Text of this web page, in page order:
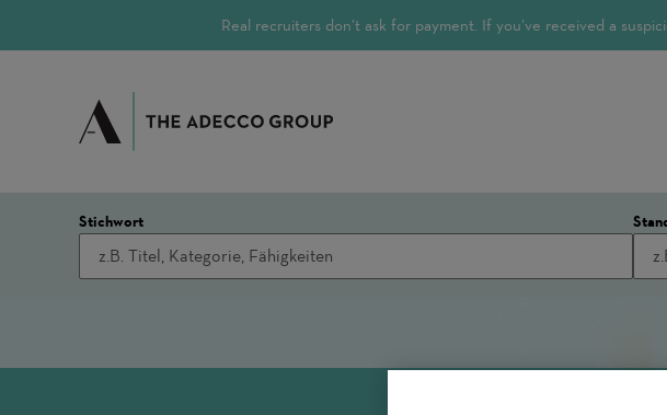
Real recruiters don’t ask for payment. If you’ve received a
Stichwort